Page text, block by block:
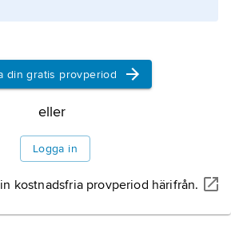
din gratis provperiod
eller
Logga in
kostnadsfria provperiod härifrån.